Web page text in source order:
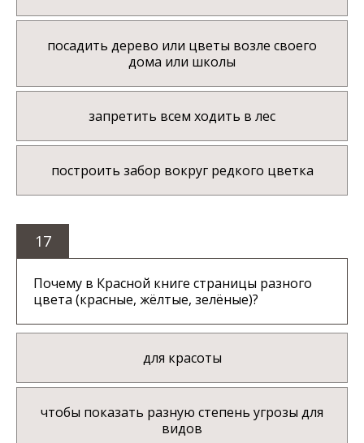
посадить дерево или цветы возле своего
дома или школы
запретить всем ходить в лес
построить забор вокруг редкого цветка
17
Почему в Красной книге страницы разного
цвета (красные, жёлтые, зелёные)?
для красоты
чтобы показать разную степень угрозы для
видов